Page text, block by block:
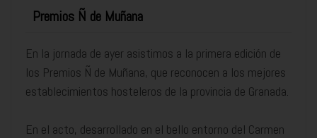
Premios Ñ de Muñana
En la jornada de ayer asistimos a la primera edición de
los Premios Ñ de Muñana, que reconocen a los mejores
establecimientos hosteleros de la provincia de Granada.
En el acto, desarrollado en el bello entorno del Carmen